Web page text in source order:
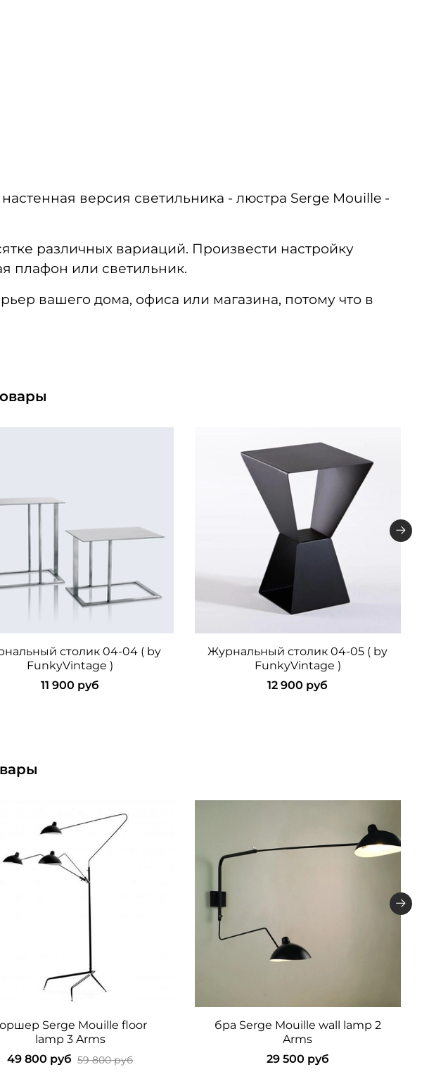
версия светильника - люстра Serge Mouille -
различных вариаций. Произвести настройку
плафон или светильник.
вашего дома, офиса или магазина, потому что в
столик 04-04 ( by
FunkyVintage )
11 900 руб
Журнальный столик 04-05 ( by
FunkyVintage )
12 900 руб
Serge Mouille floor
lamp 3 Arms
49 800 руб 59 800 руб
бра Serge Mouille wall lamp 2
Arms
29 500 руб